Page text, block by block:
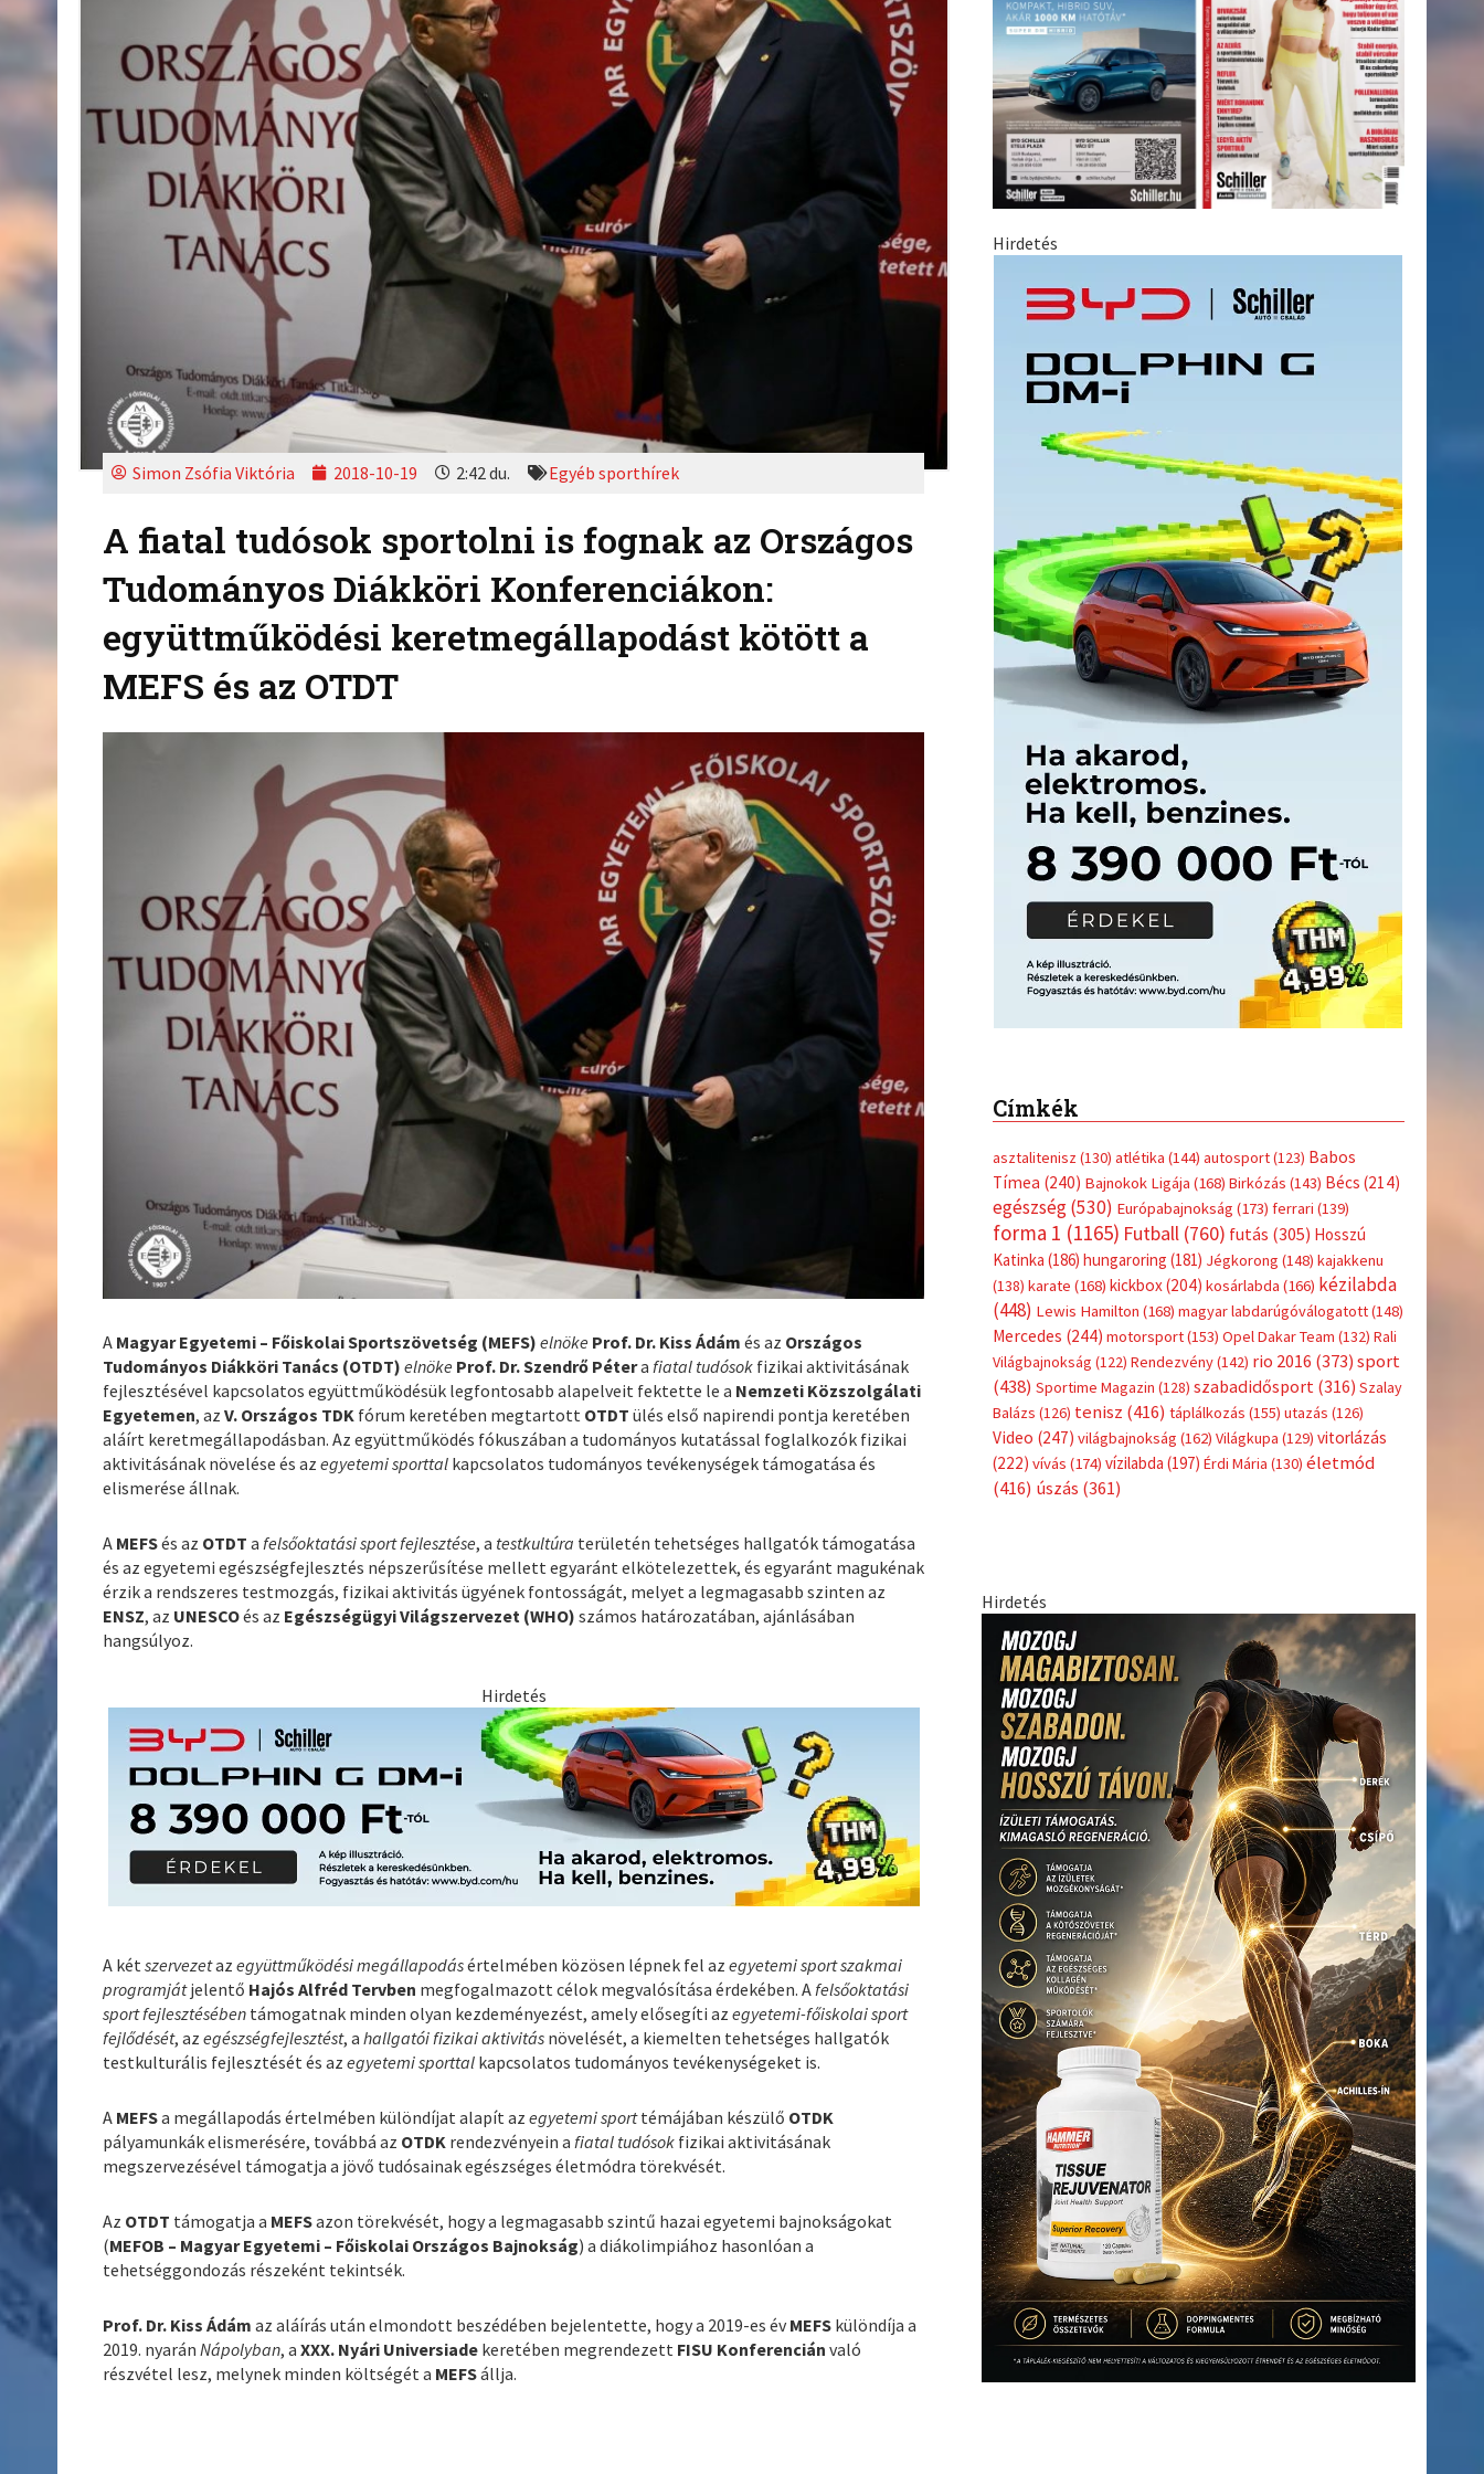
Simon Zsófia Viktória 2018-10-19 2:42 du. Egyéb sporthírek
A fiatal tudósok sportolni is fognak az Országos
Tudományos Diákköri Konferenciákon:
együttműködési keretmegállapodást kötött a
MEFS és az OTDT
A Magyar Egyetemi – Főiskolai Sportszövetség (MEFS) elnöke Prof. Dr. Kiss Ádám és az Országos
Tudományos Diákköri Tanács (OTDT) elnöke Prof. Dr. Szendrő Péterafiatal tudósok fizikai aktivitásának
fejlesztésével kapcsolatos együttműködésük legfontosabb alapelveit fektette le a Nemzeti Közszolgálati
Egyetemen, azV. Országos TDK fórum keretében megtartott OTDT ülés első napirendi pontja keretében
aláírt keretmegállapodásban. Az együttműködés fókuszában a tudományos kutatással foglalkozók fizikai
aktivitásának növelése és azegyetemi sporttal kapcsolatos tudományos tevékenységek támogatása és
elismerése állnak.
A MEFSés az OTDT afelsőoktatási sport fejlesztése, a testkultúra területén tehetséges hallgatók támogatása
és az egyetemi egészségfejlesztés népszerűsítése mellett egyaránt elkötelezettek, és egyaránt magukénak
érzik a rendszeres testmozgás, fizikai aktivitás ügyének fontosságát, melyet a legmagasabb szinten az
ENSZ, az UNESCOés az Egészségügyi Világszervezet (WHO) számos határozatában, ajánlásában
hangsúlyoz.
Hirdetés
A kétszervezetazegyüttműködési megállapodásértelmében közösen lépnek fel azegyetemi sport szakmai
programjátjelentő Hajós Alfréd Tervben megfogalmazott célok megvalósítása érdekében. Afelsőoktatási
sport fejlesztésében támogatnak minden olyan kezdeményezést, amely elősegíti azegyetemi-főiskolai sport
fejlődését, azegészségfejlesztést, ahallgatói fizikai aktivitás növelését, a kiemelten tehetséges hallgatók
testkulturális fejlesztését és azegyetemi sporttal kapcsolatos tudományos tevékenységeket is.
A MEFSa megállapodás értelmében különdíjat alapít azegyetemi sporttémájában készülő OTDK
pályamunkák elismerésére, továbbá az OTDK rendezvényein afiatal tudósok fizikai aktivitásának
megszervezésével támogatja a jövő tudósainak egészséges életmódra törekvését.
Az OTDT támogatja a MEFSazon törekvését, hogy a legmagasabb szintű hazai egyetemi bajnokságokat
(MEFOB – Magyar Egyetemi – Főiskolai Országos Bajnokság) a diákolimpiához hasonlóan a
tehetséggondozás részeként tekintsék.
Prof. Dr. Kiss Ádám az aláírás után elmondott beszédében bejelentette, hogy a 2019-es évMEFS különdíja a
2019. nyaránNápolyban, aXXX. Nyári Universiade keretében megrendezett FISU Konferencián való
részvétel lesz, melynek minden költségét a MEFSállja.
Hirdetés
Címkék
asztalitenisz (130) atlétika (144) autosport(123) Babos
Tímea (240) Bajnokok Ligája (168) Birkózás (143) Bécs (214)
egészség(530) Európabajnokság (173) ferrari (139)
forma 1 (1165) Futball(760) futás (305) Hosszú
Katinka (186) hungaroring (181) Jégkorong (148) kajakkenu
(138) karate (168) kickbox(204) kosárlabda (166) kézilabda
(448) Lewis Hamilton (168) magyar labdarúgóválogatott(148)
Mercedes (244) motorsport(153) Opel Dakar Team (132) Rali
Világbajnokság (122) Rendezvény(142) rio 2016 (373) sport
(438) Sportime Magazin (128) szabadidősport (316) Szalay
Balázs (126) tenisz (416) táplálkozás (155) utazás (126)
Video (247) világbajnokság (162) Világkupa (129) vitorlázás
(222) vívás (174) vízilabda (197) Érdi Mária (130) életmód
(416) úszás (361)
Hirdetés